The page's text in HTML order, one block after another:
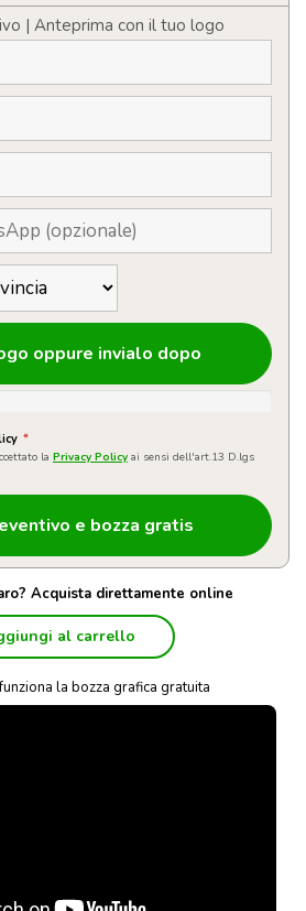
| Anteprima con il tuo logo
oppure invialo dopo
*
la Privacy Policy ai sensi dell'art.13 D.lgs
Acquista direttamente online
al carrello
la bozza grafica gratuita